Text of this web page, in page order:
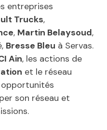
entreprises
Trucks,
, Martin Belaysoud,
Bresse Bleu à Servas.
Ain, les actions de
et le réseau
son réseau et